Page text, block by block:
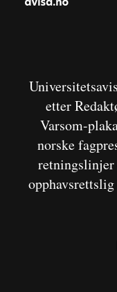
etter
Varsom-
norske